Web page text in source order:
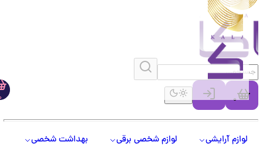
0
لوازم آرایشی لوازم شخصی برقی بهداشت شخصی